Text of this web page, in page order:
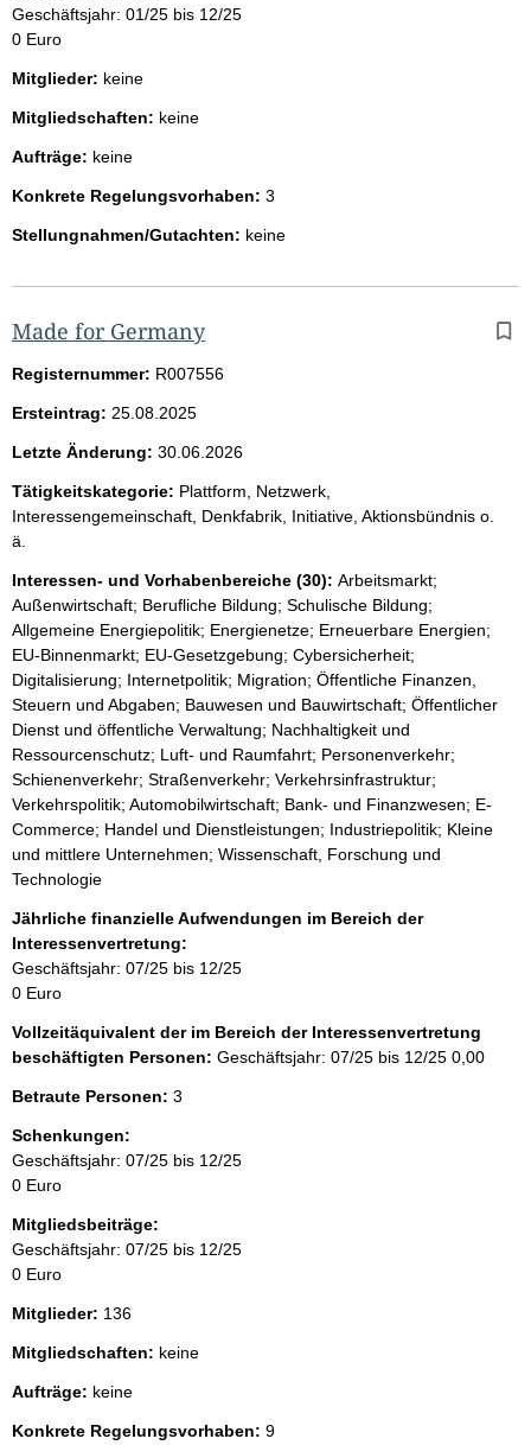
Geschäftsjahr: 01/25 bis 12/25
0 Euro
Mitglieder: keine
Mitgliedschaften: keine
Aufträge: keine
Konkrete Regelungsvorhaben: 3
Stellungnahmen/Gutachten: keine
Made for Germany
Registernummer: R007556
Ersteintrag: 25.08.2025
Letzte Änderung: 30.06.2026
Tätigkeitskategorie: Plattform, Netzwerk,
Interessengemeinschaft, Denkfabrik, Initiative, Aktionsbündnis o.
ä.
Interessen- und Vorhabenbereiche (30): Arbeitsmarkt;
Außenwirtschaft; Berufliche Bildung; Schulische Bildung;
Allgemeine Energiepolitik; Energienetze; Erneuerbare Energien;
EU-Binnenmarkt; EU-Gesetzgebung; Cybersicherheit;
Digitalisierung; Internetpolitik; Migration; Öffentliche Finanzen,
Steuern und Abgaben; Bauwesen und Bauwirtschaft; Öffentlicher
Dienst und öffentliche Verwaltung; Nachhaltigkeit und
Ressourcenschutz; Luft- und Raumfahrt; Personenverkehr;
Schienenverkehr; Straßenverkehr; Verkehrsinfrastruktur;
Verkehrspolitik; Automobilwirtschaft; Bank- und Finanzwesen; E-
Commerce; Handel und Dienstleistungen; Industriepolitik; Kleine
und mittlere Unternehmen; Wissenschaft, Forschung und
Technologie
Jährliche finanzielle Aufwendungen im Bereich der
Interessenvertretung:
Geschäftsjahr: 07/25 bis 12/25
0 Euro
Vollzeitäquivalent der im Bereich der Interessenvertretung
beschäftigten Personen: Geschäftsjahr: 07/25 bis 12/25 0,00
Betraute Personen: 3
Schenkungen:
Geschäftsjahr: 07/25 bis 12/25
0 Euro
Mitgliedsbeiträge:
Geschäftsjahr: 07/25 bis 12/25
0 Euro
Mitglieder: 136
Mitgliedschaften: keine
Aufträge: keine
Konkrete Regelungsvorhaben: 9